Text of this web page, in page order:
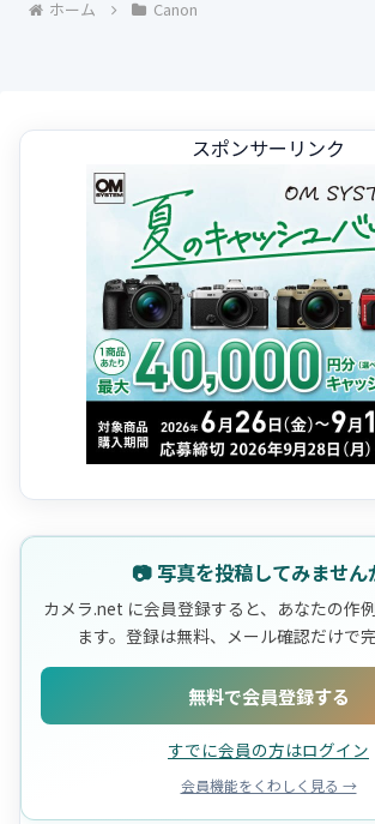
ホーム Canon
スポンサーリンク
📷 写真を投稿してみません
カメラ.net に会員登録すると、あなたの作
ます。登録は無料、メール確認だけで完
無料で会員登録する
すでに会員の方はログイン
会員機能をくわしく見る →